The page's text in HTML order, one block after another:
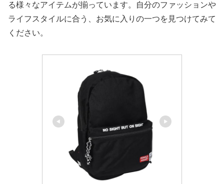
る様々なアイテムが揃っています。自分のファッションや
ライフスタイルに合う、お気に入りの一つを見つけてみて
ください。